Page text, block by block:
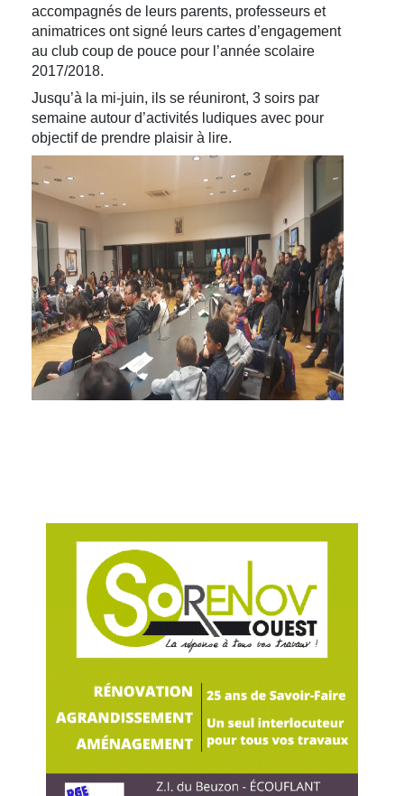
accompagnés de leurs parents, professeurs et
animatrices ont signé leurs cartes d’engagement
au club coup de pouce pour l’année scolaire
2017/2018.
Jusqu’à la mi-juin, ils se réuniront, 3 soirs par
semaine autour d’activités ludiques avec pour
objectif de prendre plaisir à lire.